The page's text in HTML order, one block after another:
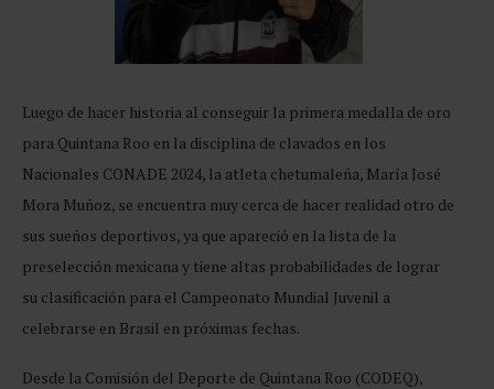
Luego de hacer historia al conseguir la primera medalla de oro
para Quintana Roo en la disciplina de clavados en los
Nacionales CONADE 2024, la atleta chetumaleña, María José
Mora Muñoz, se encuentra muy cerca de hacer realidad otro de
sus sueños deportivos, ya que apareció en la lista de la
preselección mexicana y tiene altas probabilidades de lograr
su clasificación para el Campeonato Mundial Juvenil a
celebrarse en Brasil en próximas fechas.
Desde la Comisión del Deporte de Quintana Roo (CODEQ),